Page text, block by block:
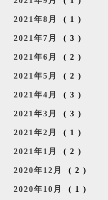
2021年8月 (1)
2021年7月 (3)
2021年6月 (2)
2021年5月 (2)
2021年4月 (3)
2021年3月 (3)
2021年2月 (1)
2021年1月 (2)
2020年12月 (2)
2020年10月 (1)